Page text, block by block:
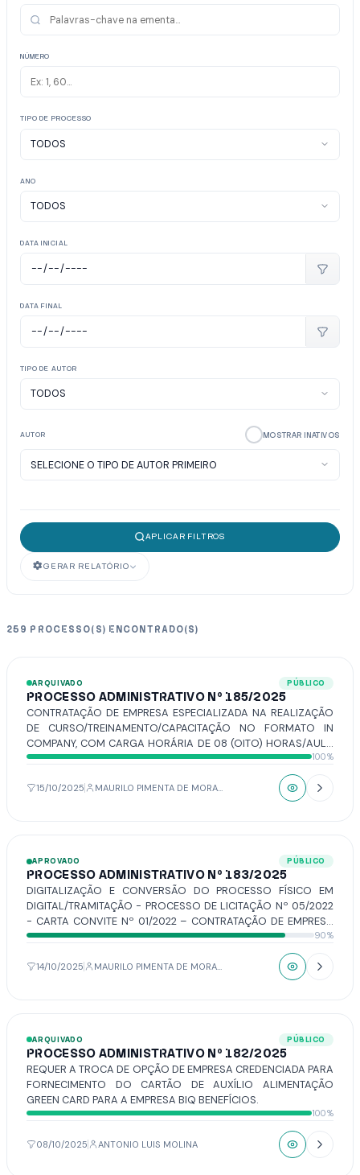
NÚMERO
TIPO DE PROCESSO
ANO
DATA INICIAL
DATA FINAL
TIPO DE AUTOR
AUTOR MOSTRAR INATIVOS
APLICAR FILTROS
GERAR RELATÓRIO
259 PROCESSO(S) ENCONTRADO(S)
ARQUIVADO PÚBLICO
PROCESSO ADMINISTRATIVO Nº 185/2025
CONTRATAÇÃO DE EMPRESA ESPECIALIZADA NA REALIZAÇÃO
DE CURSO/TREINAMENTO/CAPACITAÇÃO NO FORMATO IN
COMPANY, COM CARGA HORÁRIA DE 08 (OITO) HORAS/AULA
COM O SEGUINTE TEMA: EQUIPES QUE SOLUCIONAM PARA 35
(TRINTA E CINCO) VAGAS, A SEREM DESTINADAS A TODOS OS
SERVIDORES ATIVOS DA CÂMARA MUNICIPAL A SER
100%
15/10/2025 MAURILO PIMENTA DE MORAIS
APROVADO PÚBLICO
PROCESSO ADMINISTRATIVO Nº 183/2025
DIGITALIZAÇÃO E CONVERSÃO DO PROCESSO FÍSICO EM
DIGITAL/TRAMITAÇÃO - PROCESSO DE LICITAÇÃO Nº 05/2022
- CARTA CONVITE Nº 01/2022 – CONTRATAÇÃO DE EMPRESA
ESPECIALIZADA NA PRESTAÇÃO DE SERVIÇOS CONTINUADOS
DE INFORMÁTICA, COM LOCAÇÃO E LICENÇA DE USO, DE
SOFTWARE DE GESTÃO DE RH COM INCLUSÃO DE MÓDULO
“TRANSPARÊNCIA”, POR TEMPO DETERMINADO,
ATENDIMENTO E SUPORTE TÉCNICO, DE ACORDO COM AS
ESPECIFICAÇÕES E DETALHAMENTOS ESTABELECIDOS NO
ANEXO I – TERMO DE REFERÊNCIA DO EDITAL.
90%
14/10/2025
ARQUIVADO PÚBLICO
PROCESSO ADMINISTRATIVO Nº 182/2025
REQUER A TROCA DE OPÇÃO DE EMPRESA CREDENCIADA PARA
FORNECIMENTO DO CARTÃO DE AUXÍLIO ALIMENTAÇÃO
GREEN CARD PARA A EMPRESA BIQ BENEFÍCIOS.
100%
08/10/2025 ANTONIO LUIS MOLINA